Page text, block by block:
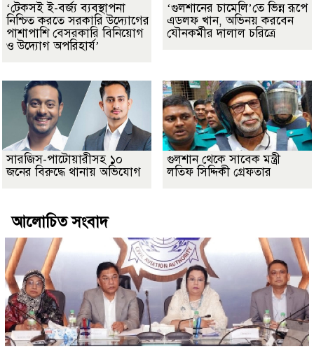
‘টেকসই ই-বর্জ্য ব্যবস্থাপনা
নিশ্চিত করতে সরকারি উদ্যোগের
পাশাপাশি বেসরকারি বিনিয়োগ
ও উদ্যোগ অপরিহার্য’
‘গুলশানের চামেলি’তে ভিন্ন রূপে
এডলফ খান, অভিনয় করবেন
যৌনকর্মীর দালাল চরিত্রে
সারজিস-পাটোয়ারীসহ ১০
জনের বিরুদ্ধে থানায় অভিযোগ
গুলশান থেকে সাবেক মন্ত্রী
লতিফ সিদ্দিকী গ্রেফতার
আলোচিত সংবাদ